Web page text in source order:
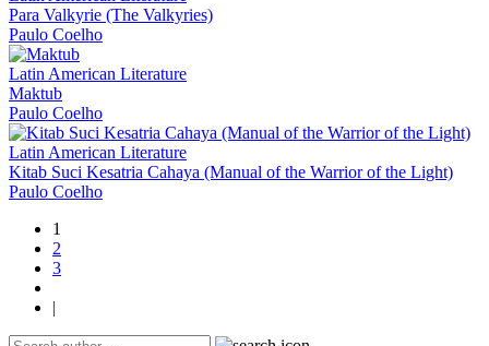
Para Valkyrie (The Valkyries)
Paulo Coelho
Latin American Literature
Maktub
Paulo Coelho
Latin American Literature
Kitab Suci Kesatria Cahaya (Manual of the Warrior of the Light)
Paulo Coelho
1
2
3
|